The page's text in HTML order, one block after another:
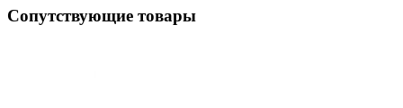
Сопутствующие товары